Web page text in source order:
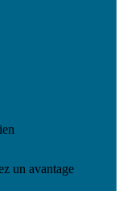
un avantage